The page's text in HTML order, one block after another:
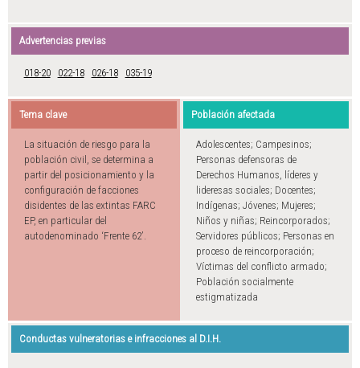
Advertencias previas
018-20 022-18 026-18 035-19
Tema clave
La situación de riesgo para la
población civil, se determina a
partir del posicionamiento y la
configuración de facciones
disidentes de las extintas FARC
EP, en particular del
autodenominado ‘Frente 62’.
Población afectada
Adolescentes; Campesinos;
Personas defensoras de
Derechos Humanos, líderes y
lideresas sociales; Docentes;
Indígenas; Jóvenes; Mujeres;
Niños y niñas; Reincorporados;
Servidores públicos; Personas en
proceso de reincorporación;
Víctimas del conflicto armado;
Población socialmente
estigmatizada
Conductas vulneratorias e infracciones al D.I.H.